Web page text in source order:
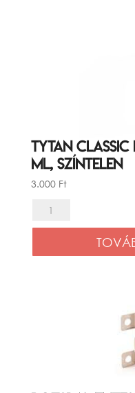
Tytan
ml, színtelen
3.000 Ft
Tytan
Classic